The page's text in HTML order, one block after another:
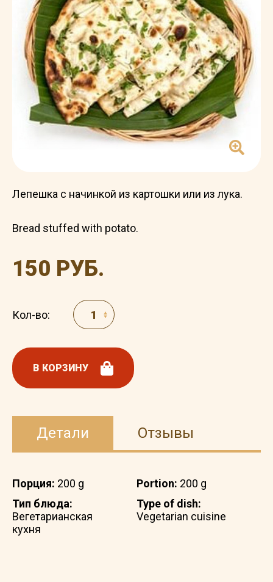
Лепешка с начинкой из картошки или из лука.
Bread stuffed with potato.
150 РУБ.
Кол-во:
В КОРЗИНУ
Детали Отзывы
Порция: 200 g
Тип блюда:
Вегетарианская
кухня
Portion: 200 g
Type of dish:
Vegetarian cuisine